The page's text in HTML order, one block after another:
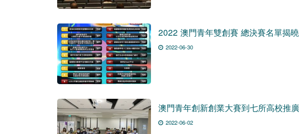
2022 澳門青年雙創賽 總決賽名單揭曉
2022-06-30
澳門青年創新創業大賽到七所高校推廣
2022-06-02